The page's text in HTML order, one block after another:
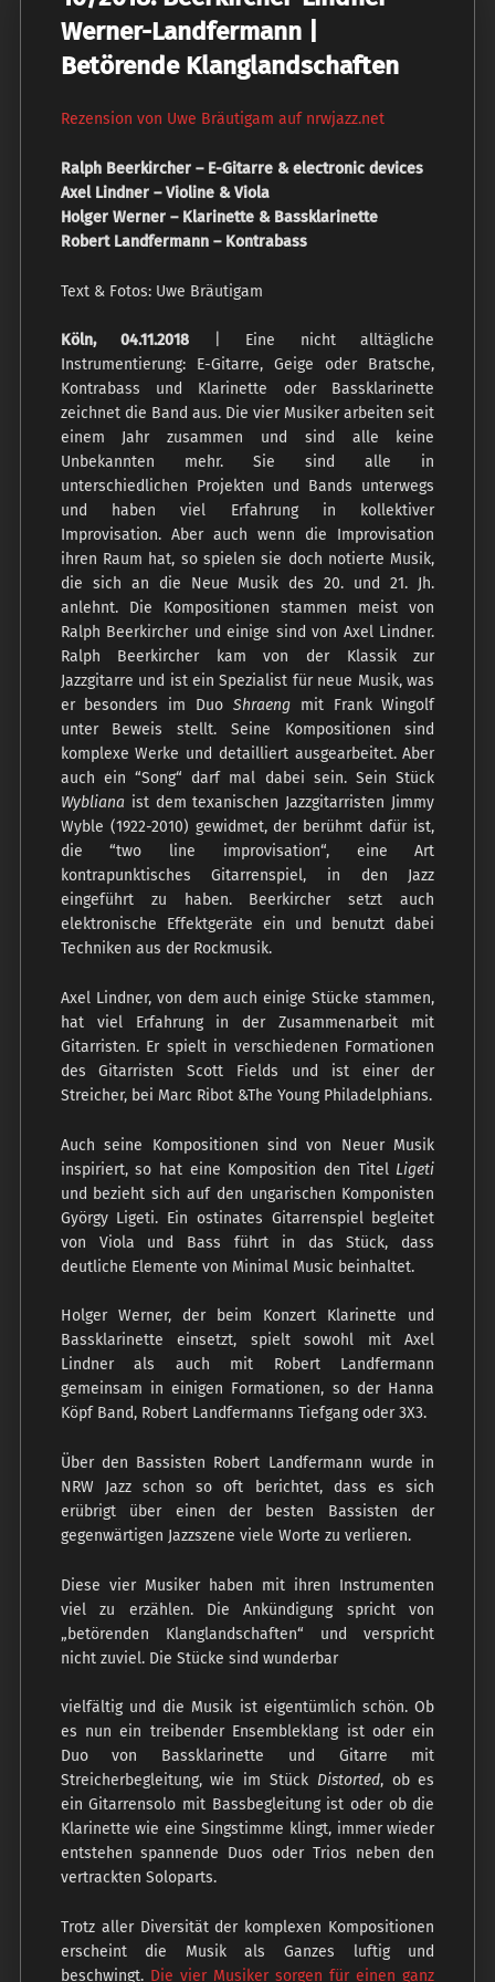
Werner-Landfermann |
Betörende Klanglandschaften
Rezension von Uwe Bräutigam auf nrwjazz.net
Ralph Beerkircher – E-Gitarre & electronic devices
Axel Lindner – Violine & Viola
Holger Werner – Klarinette & Bassklarinette
Robert Landfermann – Kontrabass
Text & Fotos: Uwe Bräutigam
Köln, 04.11.2018 | Eine nicht alltägliche
Instrumentierung: E-Gitarre, Geige oder Bratsche,
Kontrabass und Klarinette oder Bassklarinette
zeichnet die Band aus. Die vier Musiker arbeiten seit
einem Jahr zusammen und sind alle keine
Unbekannten mehr. Sie sind alle in
unterschiedlichen Projekten und Bands unterwegs
und haben viel Erfahrung in kollektiver
Improvisation. Aber auch wenn die Improvisation
ihren Raum hat, so spielen sie doch notierte Musik,
die sich an die Neue Musik des 20. und 21. Jh.
anlehnt. Die Kompositionen stammen meist von
Ralph Beerkircher und einige sind von Axel Lindner.
Ralph Beerkircher kam von der Klassik zur
Jazzgitarre und ist ein Spezialist für neue Musik, was
er besonders im Duo Shraeng mit Frank Wingolf
unter Beweis stellt. Seine Kompositionen sind
komplexe Werke und detailliert ausgearbeitet. Aber
auch ein “Song“ darf mal dabei sein. Sein Stück
Wybliana ist dem texanischen Jazzgitarristen Jimmy
Wyble (1922-2010) gewidmet, der berühmt dafür ist,
die “two line improvisation“, eine Art
kontrapunktisches Gitarrenspiel, in den Jazz
eingeführt zu haben. Beerkircher setzt auch
elektronische Effektgeräte ein und benutzt dabei
Techniken aus der Rockmusik.
Axel Lindner, von dem auch einige Stücke stammen,
hat viel Erfahrung in der Zusammenarbeit mit
Gitarristen. Er spielt in verschiedenen Formationen
des Gitarristen Scott Fields und ist einer der
Streicher, bei Marc Ribot &The Young Philadelphians.
Auch seine Kompositionen sind von Neuer Musik
inspiriert, so hat eine Komposition den Titel Ligeti
und bezieht sich auf den ungarischen Komponisten
György Ligeti. Ein ostinates Gitarrenspiel begleitet
von Viola und Bass führt in das Stück, dass
deutliche Elemente von Minimal Music beinhaltet.
Holger Werner, der beim Konzert Klarinette und
Bassklarinette einsetzt, spielt sowohl mit Axel
Lindner als auch mit Robert Landfermann
gemeinsam in einigen Formationen, so der Hanna
Köpf Band, Robert Landfermanns Tiefgang oder 3X3.
Über den Bassisten Robert Landfermann wurde in
NRW Jazz schon so oft berichtet, dass es sich
erübrigt über einen der besten Bassisten der
gegenwärtigen Jazzszene viele Worte zu verlieren.
Diese vier Musiker haben mit ihren Instrumenten
viel zu erzählen. Die Ankündigung spricht von
„betörenden Klanglandschaften“ und verspricht
nicht zuviel. Die Stücke sind wunderbar
vielfältig und die Musik ist eigentümlich schön. Ob
es nun ein treibender Ensembleklang ist oder ein
Duo von Bassklarinette und Gitarre mit
Streicherbegleitung, wie im Stück Distorted, ob es
ein Gitarrensolo mit Bassbegleitung ist oder ob die
Klarinette wie eine Singstimme klingt, immer wieder
entstehen spannende Duos oder Trios neben den
vertrackten Soloparts.
Trotz aller Diversität der komplexen Kompositionen
erscheint die Musik als Ganzes luftig und
beschwingt. Die vier Musiker sorgen für einen ganz